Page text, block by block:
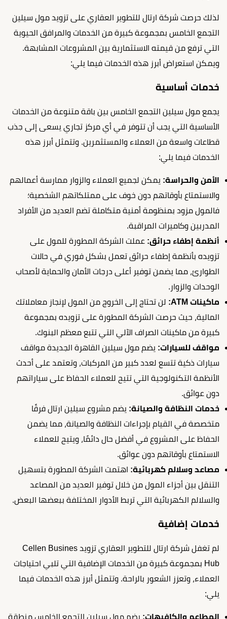
لذلك حرصت شركة ارتال للتطوير العقاري على تزويد مول سيلين
التجمع الخامس بمجموعة كبيرة من الخدمات والمرافق الحيوية
التي ترفع من قيمته الاستثمارية بين المشروعات المشابهة.
ويمكن استعراض أبرز هذه الخدمات فيما يلي:
خدمات أساسية
يجمع مول سيلين التجمع الخامس بين باقة متنوعة من الخدمات
الأساسية التي يجب أن تتوفر في أي مركز تجاري يسعى إلى جذب
قطاعات واسعة من العملاء والمستثمرين. وتتمثل أبرز هذه
الخدمات فيما يلي:
الأمن والحراسة: يمكن لجميع العملاء والزوار ممارسة أعمالهم
والاستمتاع بأوقاتهم دون خوف على ممتلكاتهم الشخصية؛
فالمول مزود بمنظومة أمنية متكاملة تضم العديد من الأفراد
المدربين وكاميرات المراقبة.
أنظمة إطفاء حرائق: عملت الشركة المطورة للمول على
تزويده بأنظمة إطفاء حرائق تعمل بشكل فوري في حالات
الطوارئ، مما يضمن توفير أعلى درجات الأمان والحماية لأصحاب
الوحدات والزوار.
ماكينات ATM:
لن تحتاج إلى الخروج من المول لإنجاز معاملاتك
المالية، حيث حرصت الشركة المطورة على تزويده بمجموعة
كبيرة من ماكينات الصراف الآلي التي تتبع معظم البنوك.
مواقف للسيارات: يضم مول سيلين القاهرة الجديدة مواقف
سيارات ذكية تتسع لعدد كبير من المركبات، وتعتمد على أحدث
الأنظمة التكنولوجية التي تتيح للعملاء الحفاظ على سياراتهم
دون عوائق.
خدمات النظافة والصيانة: يضم مشروع سيلين ارتال فرقًا
متخصصة في القيام بإجراءات النظافة والصيانة، مما يضمن
الحفاظ على المشروع في أفضل حال دائمًا، ويتيح للعملاء
الاستمتاع بأوقاتهم دون عوائق.
مصاعد وسلالم كهربائية: اهتمت الشركة المطورة بتسهيل
التنقل بين أجزاء المول من خلال توفير العديد من المصاعد
والسلالم الكهربائية التي تربط الأدوار المختلفة ببعضها البعض.
خدمات إضافية
لم تغفل شركة ارتال للتطوير العقاري تزويد Cellen Busines
Hub بمجموعة كبيرة من الخدمات الإضافية التي تلبي احتياجات
العملاء، وتعزز الشعور بالراحة. وتتمثل أبرز هذه الخدمات فيما
يلي:
المطاعم والكافيهات: يضم مول سيلين التجمع الخامس منطقة